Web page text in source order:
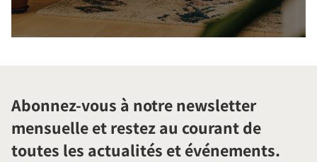
Abonnez-vous à notre newsletter
mensuelle et restez au courant de
toutes les actualités et événements.